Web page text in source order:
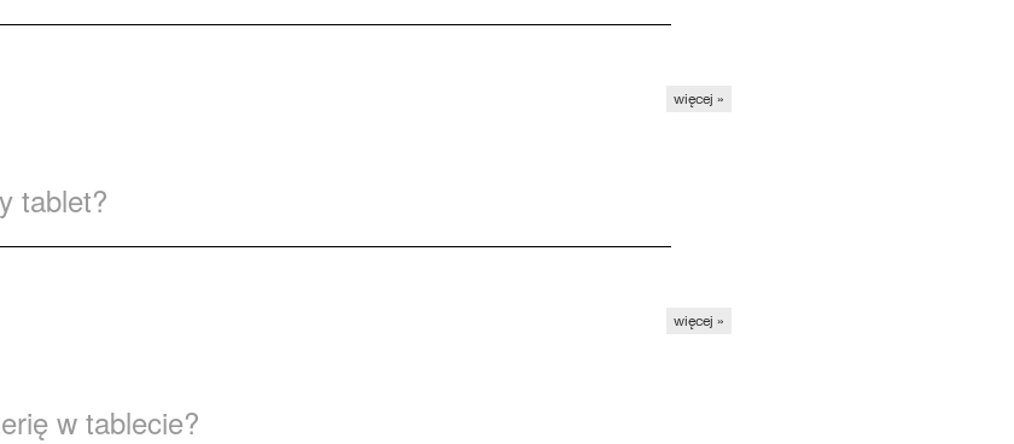
więcej »
tablet?
więcej »
w tablecie?